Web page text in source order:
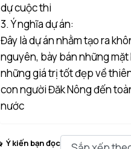
dự cuộc thi
3. Ý nghĩa dự án:
Đây là dự án nhằm tạo ra
nguyên, bày bán những
những giá trị tốt đẹp về
con người Đăk Nông đến
nước
Ý kiến bạn đọc